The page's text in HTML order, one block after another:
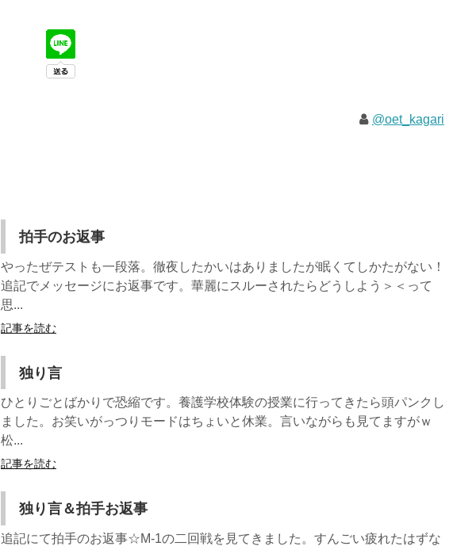
@oet_kagari
拍手のお返事
やったぜテストも一段落。徹夜したかいはありましたが眠くてしかたがない！
追記でメッセージにお返事です。華麗にスルーされたらどうしよう＞＜って
思...
記事を読む
独り言
ひとりごとばかりで恐縮です。養護学校体験の授業に行ってきたら頭パンクし
ました。お笑いがっつりモードはちょいと休業。言いながらも見てますがｗ
松...
記事を読む
独り言＆拍手お返事
追記にて拍手のお返事☆M-1の二回戦を見てきました。すんごい疲れたはずな